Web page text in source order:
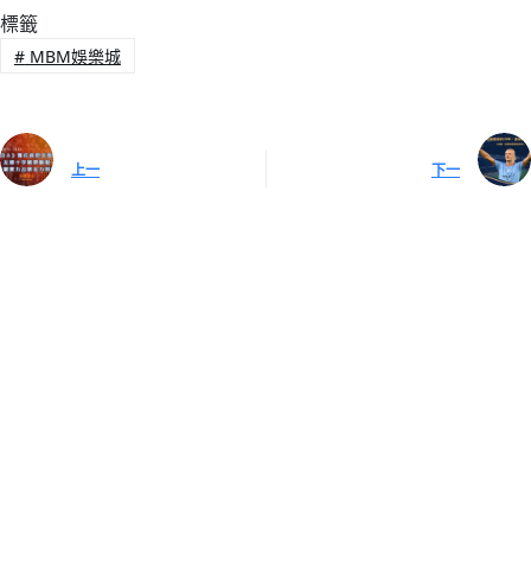
標籤
#MBM娛樂城
上一 下一